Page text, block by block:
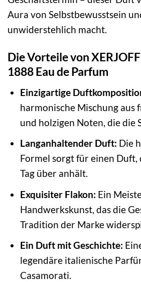
Aura von Selbstbewusstsein
unwiderstehlich macht.
Die Vorteile von
1888 Eau de Parfum
Einzigartige
harmonische Mischung aus
und holzigen Noten, die die
Langanhaltender Duft: Die
Formel sorgt für einen Duft,
Tag über anhält.
Exquisiter Flakon: Ein
Handwerkskunst, das die
Tradition der Marke
Ein Duft mit Geschichte:
legendäre italienische
Casamorati.